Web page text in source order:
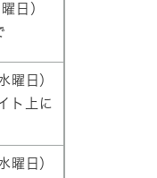
日）
曜日）
ト上に
曜日）